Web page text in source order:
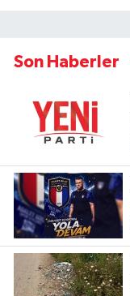
Son Haberler